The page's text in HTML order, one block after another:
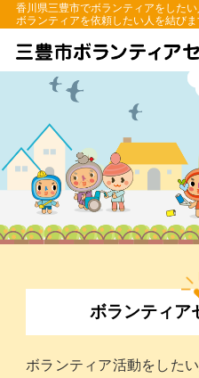
香川県三豊市でボランティアをしたい
ボランティアを依頼したい人を結びま
ボランティア
ボランティア活動をした